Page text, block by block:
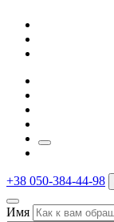
+38 050-384-44-98
Имя